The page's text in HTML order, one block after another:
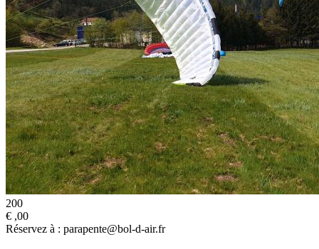
200
€ ,00
Réservez à : parapente@bol-d-air.fr